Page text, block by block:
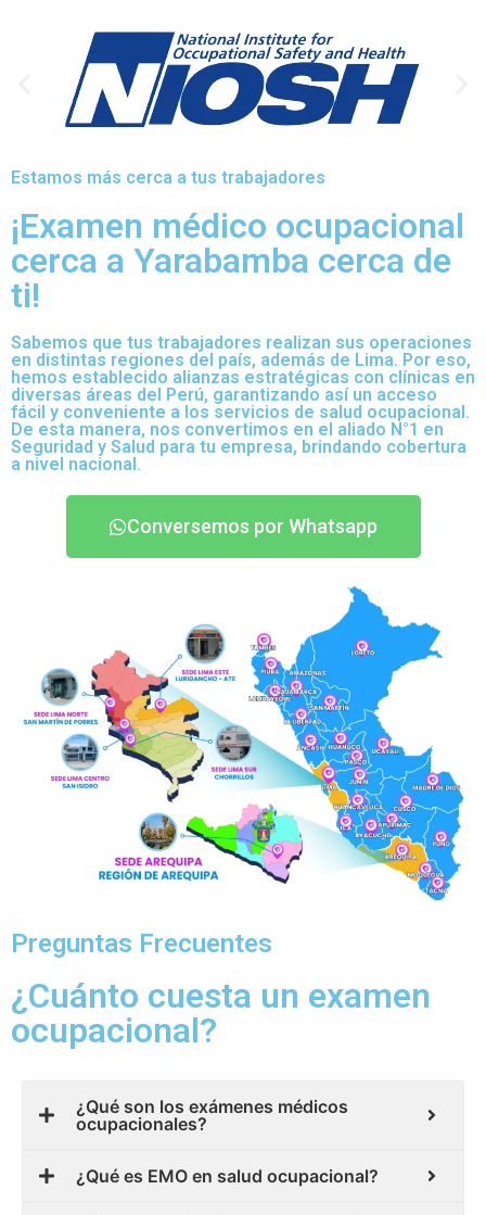
Estamos más cerca a tus trabajadores
¡Examen médico ocupacional
cerca a Yarabamba cerca de
ti!
Sabemos que tus trabajadores realizan sus operaciones
en distintas regiones del país, además de Lima. Por eso,
hemos establecido alianzas estratégicas con clínicas en
diversas áreas del Perú, garantizando así un acceso
fácil y conveniente a los servicios de salud ocupacional.
De esta manera, nos convertimos en el aliado N°1 en
Seguridad y Salud para tu empresa, brindando cobertura
a nivel nacional.
Conversemos por Whatsapp
Preguntas Frecuentes
¿Cuánto cuesta un examen
ocupacional?
¿Qué son los exámenes médicos
ocupacionales?
¿Qué es EMO en salud ocupacional?